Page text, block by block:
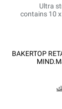
Ultra
contains 10 x
BAKERTOP